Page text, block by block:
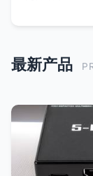
最新产品